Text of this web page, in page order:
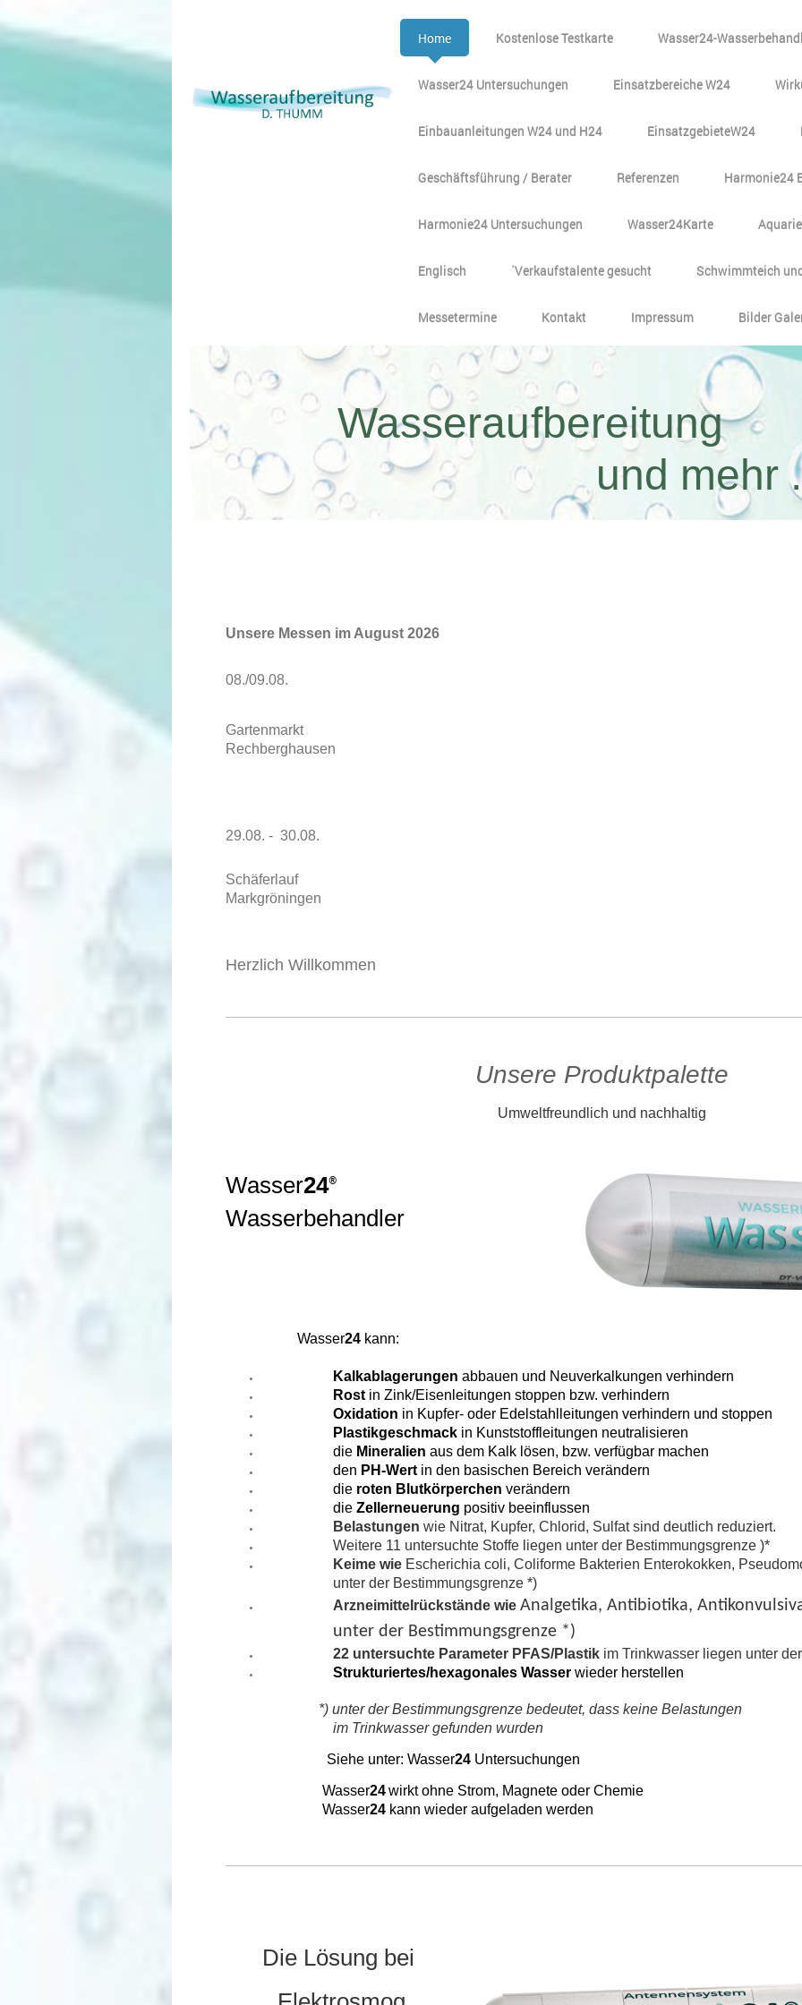
Home Kostenlose Testkarte Wasser24-
Wasser24 Untersuchungen Einsatzbereiche W24
Einbauanleitungen W24 und H24 EinsatzgebieteW24
Geschäftsführung / Berater Referenzen Harmonie24
Harmonie24 Untersuchungen Wasser24Karte
Englisch ´Verkaufstalente gesucht Schwimmteich
Messetermine Kontakt Impressum Bilder
Wasseraufbereitung
und mehr
Unsere Messen im August 2026
08./09.08.
Gartenmarkt
Rechberghausen
29.08. - 30.08.
Schäferlauf
Markgröningen
Herzlich Willkommen
Unsere Produktpalette
Umweltfreundlich und nachhaltig
Wasser24®
Wasserbehandler
Wasser24 kann:
Kalkablagerungen abbauen und Neuverkalkungen verhindern
Rostin Zink/Eisenleitungen stoppen bzw. verhindern
Oxidation in Kupfer- oder Edelstahlleitungen verhindern und stoppen
Plastikgeschmack in Kunststoffleitungen neutralisieren
die Mineralien aus dem Kalk lösen, bzw. verfügbar machen
den PH-Wertin den basischen Bereich verändern
die roten Blutkörperchen verändern
die Zellerneuerung positiv beeinflussen
Belastungen wie Nitrat, Kupfer, Chlorid, Sulfat sind deutlich reduziert.
Weitere 11 untersuchte Stoffe liegen unter der Bestimmungsgrenze )*
Keime wie Escherichia coli, Coliforme Bakterien Enterokokken,
unter der Bestimmungsgrenze *)
Arzneimittelrückstände wie Analgetika, Antibiotika,
unter der Bestimmungsgrenze *)
22 untersuchte Parameter PFAS/Plastik im Trinkwasser liegen unter
Strukturiertes/hexagonales Wasser wieder herstellen
*) unter der Bestimmungsgrenze bedeutet, dass keine Belastungen
im Trinkwasser gefunden wurden
Siehe unter: Wasser24 Untersuchungen
Wasser24wirkt ohne Strom, Magnete oder Chemie
Wasser24 kann wieder aufgeladen werden
Die Lösung bei